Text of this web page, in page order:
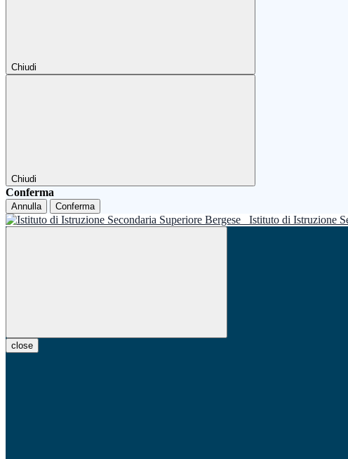
Chiudi
Chiudi
Conferma
Annulla Conferma
Istituto di Istruzione
close